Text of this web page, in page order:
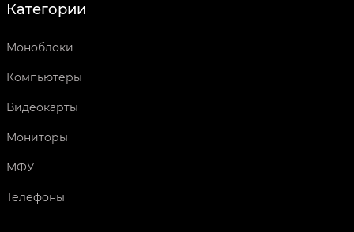
Категории
Моноблоки
Компьютеры
Видеокарты
Мониторы
МФУ
Телефоны